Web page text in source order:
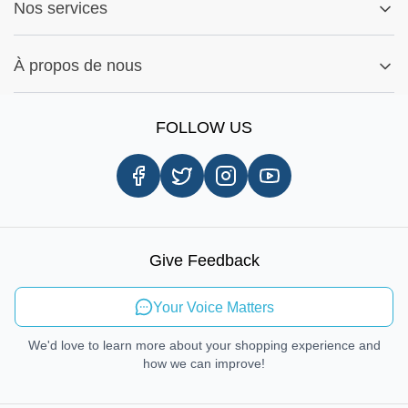
Paramètres Des Cookies
Fitment Guide
Signaler un bug
Nos services
Information sur l'expédition
Livraison le jour même
Procédures d'enlèvement en magasin
À propos de nous
Envoyer des commentaires
FOLLOW US
Give Feedback
Your Voice Matters
We'd love to learn more about your shopping experience and
how we can improve!